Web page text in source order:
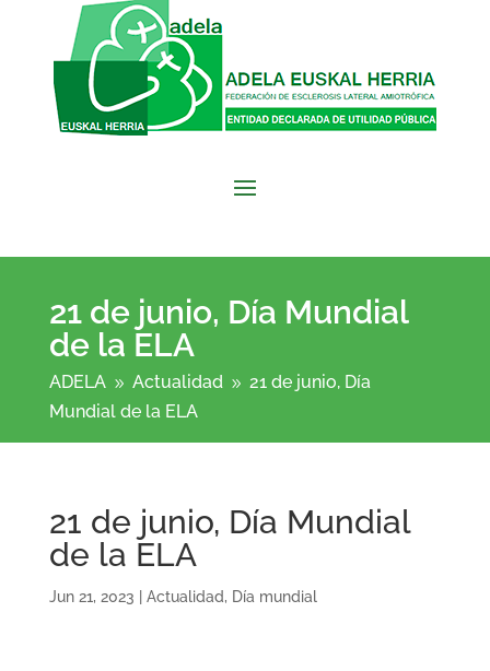
21 de junio, Día Mundial
de la ELA
ADELA 9 Actualidad 9 21 de junio, Día
Mundial de la ELA
21 de junio, Día Mundial
de la ELA
Jun 21, 2023 Actualidad, Día mundial